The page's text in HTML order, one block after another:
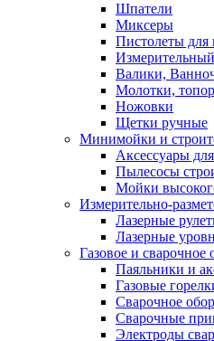
Шпатели
Миксеры
Пистолеты для
Валики,
Молотки,
Ножовки
Щетки ручные
Минимойки и
Аксессуары
Пылесосы
Мойки
Измерительно-
Лазерные
Лазерные
Газовое и сварочное
Паяльники и
Газовые
Сварочное
Сварочные
Электроды